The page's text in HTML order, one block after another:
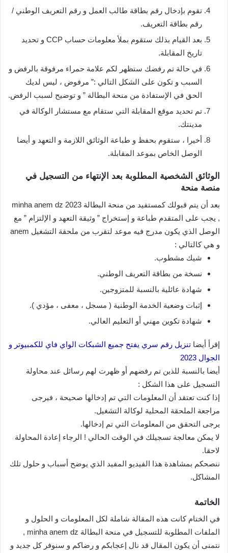
تقوم بإدخال رقم بطاقة طالب العمل و رقم التعريف الوطني /
رقم بطاقة التعريف.
بعد القيام بذلك ستقوم بملأ معلومات حساب CCP و تحديد
تاريخ المقابلة.
في حالة تم رفضك ستظهر لكم علامة حمراء مرفوقة بالرفض و
السبب و تكون على الشكل التالي :” مرفوض ، ليس لديك
الحق في الإستفادة من منحة البطالة ” و توضيح لسبب الرفض.
تم تحديد موقع المقابلة التي ستقام مع مستشار الوكالة في
مدينتك.
أخيرا ، ستقوم بحفظ و طباعة الوثائق اللازمة و التعهد و أيضا
الوصل الخاص بموعد المقابلة.
الوثائق الشخصية المطلوبة بعد الإنتهاء من التسجيل في
منصة منحة
بعد أن يتم قبولك كمستفيد من منحة البطالة 2023 minha anem dz
, يجب على المتقدم طباعة و إستخراج ” وثيقة التعهد و الإلتزام ” مع
الوصل الذي يكون مدرج فيه موعد لتقرب من ملحقة التشغيل anem
و هي كالتالي :
شيك مشطوب.
نسخة من بطاقة التعريف الوطني.
شهادة عائلية بالنسبة للمتزوجين.
إثبات وضعية الخدمة الوطنية ( مسجل ، معفى ، مؤدي ).
شهادة تكوين مهني أو التعليم العالي.
إقرأ أيضا تنزيل رقم سري يفتح جميع الشبكات الواي فاي للكمبيوتر و
الجوال 2023
أيضا بالنسبة للذين تم رفضهم أو ظهرت لهم رسائل عند محاولة
التسجيل على هذا الشكل :
إذا كنت تعتقد أن المعلومات التي تم إدخالها صحيحة ، فيرجى
مراجعة الملحقة المحلية لوكالة التشغيل.
يرجى التحقق من المعلومات التي تم إدخالها.
لا يمكن معالجة تسجيلك في الوقت الحالي ! الرجاء إعادة المحاولة
لاحقا.
ننصحكم بمشاهدة هذا الفيديو المفيد الذي يوضح أسباب و حلول تلك
المشاكل.
الخاتمة
في الختام كانت هذه المقالة شاملة لكل المعلومات و الحلول و
الملفات المطلوبة للتسجيل في منحة البطالة minha anem dz ,
نتمنى أن يكون المقال قد نال إعجابكم و رضاكم و سنوفر كل جديد و